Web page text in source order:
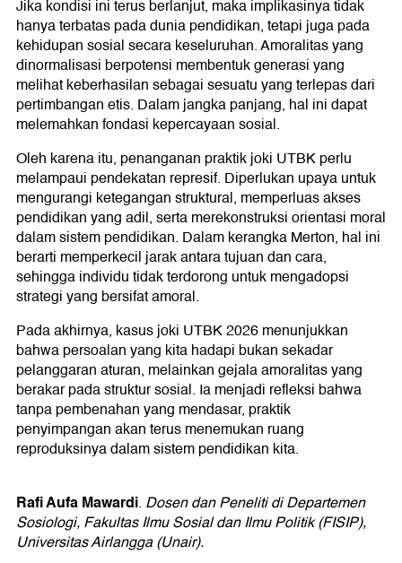
Jika kondisi ini terus berlanjut, maka implikasinya tidak
hanya terbatas pada dunia pendidikan, tetapi juga pada
kehidupan sosial secara keseluruhan. Amoralitas yang
dinormalisasi berpotensi membentuk generasi yang
melihat keberhasilan sebagai sesuatu yang terlepas dari
pertimbangan etis. Dalam jangka panjang, hal ini dapat
melemahkan fondasi kepercayaan sosial.
Oleh karena itu, penanganan praktik joki UTBK perlu
melampaui pendekatan represif. Diperlukan upaya untuk
mengurangi ketegangan struktural, memperluas akses
pendidikan yang adil, serta merekonstruksi orientasi moral
dalam sistem pendidikan. Dalam kerangka Merton, hal ini
berarti memperkecil jarak antara tujuan dan cara,
sehingga individu tidak terdorong untuk mengadopsi
strategi yang bersifat amoral.
Pada akhirnya, kasus joki UTBK 2026 menunjukkan
bahwa persoalan yang kita hadapi bukan sekadar
pelanggaran aturan, melainkan gejala amoralitas yang
berakar pada struktur sosial. Ia menjadi refleksi bahwa
tanpa pembenahan yang mendasar, praktik
penyimpangan akan terus menemukan ruang
reproduksinya dalam sistem pendidikan kita.
Rafi Aufa Mawardi. Dosen dan Peneliti di Departemen
Sosiologi, Fakultas Ilmu Sosial dan Ilmu Politik (FISIP),
Universitas Airlangga (Unair).